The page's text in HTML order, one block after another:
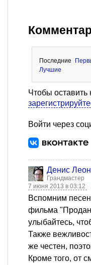
Последние
Лучшие
Чтобы оставить
Войти через
Денис
Грандмастер
7 июня 2013 в 03:12
Вспомним
фильма
улыбайтесь,
Также
же честен,
Кроме того, от